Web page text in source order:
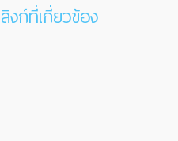
ลิงก์ที่เกี่ยวข้อง